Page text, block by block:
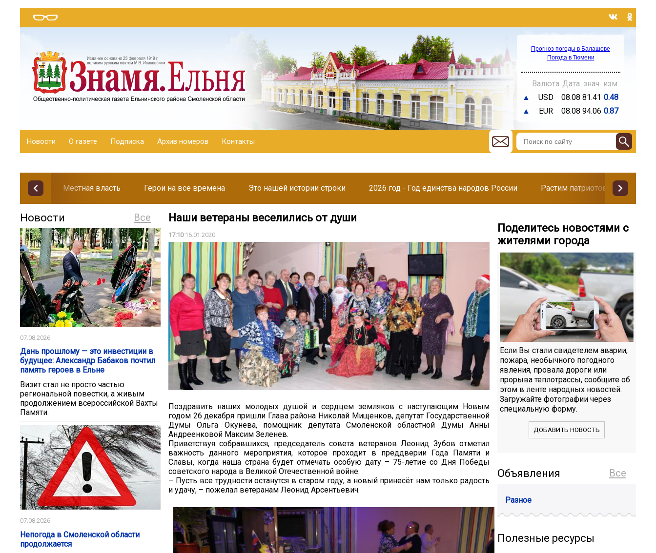
Прогноз погоды в Балашове
Погода в Тюмени
Валюта Дата знач. изм.
▲
USD 08.08 81.41 0.48
▲
EUR 08.08 94.06 0.87
Новости О газете Подписка Архив номеров Контакты
Местная власть Герои на все времена Это нашей истории строки 2026 год - Год единства народов России Растим патриотов
Все
Новости
07.08.2026
Дань прошлому — это инвестиции в
будущее: Александр Бабаков почтил
память героев в Ельне
Визит стал не просто частью
региональной повестки, а живым
продолжением всероссийской Вахты
Памяти.
07.08.2026
Непогода в Смоленской области
продолжается
Наши ветераны веселились от души
17:1016.01.2020
Поздравить наших молодых душой и сердцем земляков с наступающим Новым
годом 26 декабря пришли Глава района Николай Мищенков, депутат Государственной
Думы Ольга Окунева, помощник депутата Смоленской областной Думы Анны
Андреенковой Максим Зеленев.
Приветствуя собравшихся, председатель совета ветеранов Леонид Зубов отметил
важность данного мероприятия, которое проходит в преддверии Года Памяти и
Славы, когда наша страна будет отмечать особую дату – 75-летие со Дня Победы
советского народа в Великой Отечественной войне.
– Пусть все трудности останутся в старом году, а новый принесёт нам только радость
и удачу, – пожелал ветеранам Леонид Арсентьевич.
Поделитесь новостями с
жителями города
Если Вы стали свидетелем аварии,
пожара, необычного погодного
явления, провала дороги или
прорыва теплотрассы, сообщите об
этом в ленте народных новостей.
Загружайте фотографии через
специальную форму.
ДОБАВИТЬ НОВОСТЬ
Все
Объявления
Разное
Полезные ресурсы